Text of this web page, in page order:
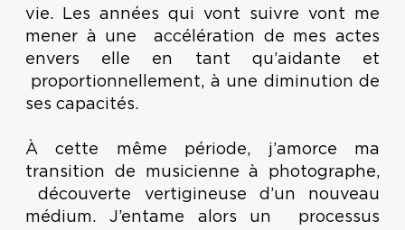
vie. Les années qui vont suivre vont me
mener à une accélération de mes actes
envers elle en tant qu’aidante et
proportionnellement, à une diminution de
ses capacités.
À cette même période, j’amorce ma
transition de musicienne à photographe,
découverte vertigineuse d’un nouveau
médium. J’entame alors un processus